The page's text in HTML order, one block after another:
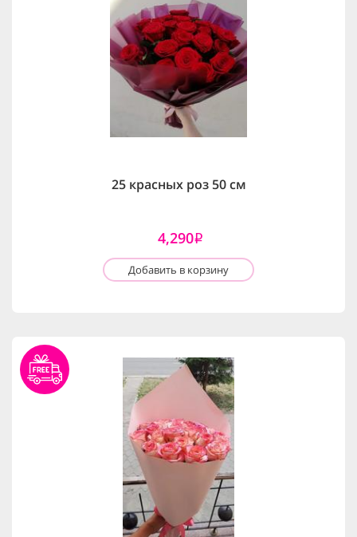
25 красных роз 50 см
4,290i
Добавить в корзину